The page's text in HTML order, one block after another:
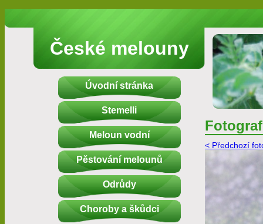
České melouny
Úvodní stránka
Stemelli
Meloun vodní
Pěstování melounů
Odrůdy
Choroby a škůdci
< Předchozí